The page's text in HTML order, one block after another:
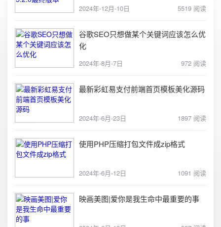
2024年-12月-10日 5519 阅读
谷歌SEO只想做某个关键词应该怎么优
化
2024年-8月-7日 972 阅读
最新彩虹易支付前端首页模板美化源码
2024年-6月-23日 1897 阅读
使用PHP压缩打包文件成zip格式
2024年-6月-12日 1091 阅读
映画美图|爱你是我生命中最重要的事